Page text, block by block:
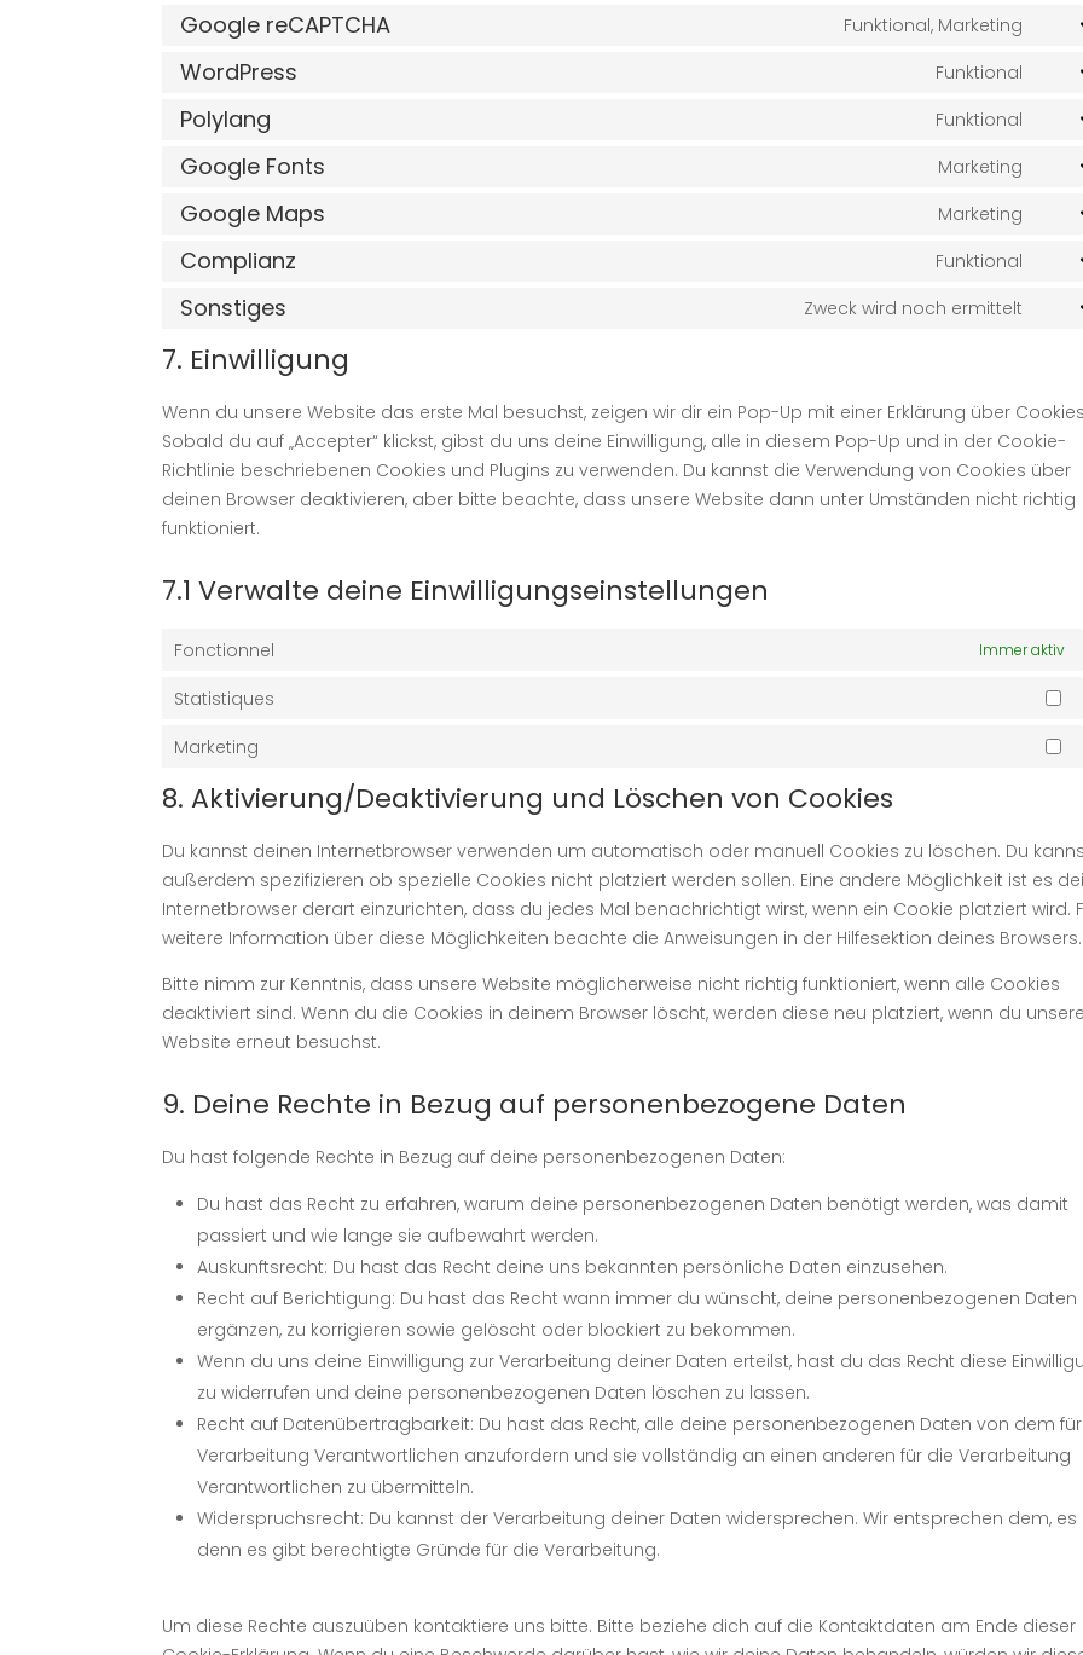
Google reCAPTCHA Funktional, Marketing
WordPress Funktional
Polylang Funktional
Google Fonts Marketing
Google Maps Marketing
Complianz Funktional
Sonstiges Zweck wird noch ermittelt
7. Einwilligung
Wenn du unsere Website das erste Mal besuchst, zeigen wir dir ein Pop-Up mit einer Erklärung über
Sobald du auf „Accepter“ klickst, gibst du uns deine Einwilligung, alle in diesem Pop-Up und in der Cookie-
Richtlinie beschriebenen Cookies und Plugins zu verwenden. Du kannst die Verwendung von Cookies über
deinen Browser deaktivieren, aber bitte beachte, dass unsere Website dann unter Umständen nicht richtig
funktioniert.
7.1 Verwalte deine Einwilligungseinstellungen
Fonctionnel Immer aktiv
Statistiques
Marketing
8. Aktivierung/Deaktivierung und Löschen von Cookies
Du kannst deinen Internetbrowser verwenden um automatisch oder manuell Cookies zu löschen. Du
außerdem spezifizieren ob spezielle Cookies nicht platziert werden sollen. Eine andere Möglichkeit ist es
Internetbrowser derart einzurichten, dass du jedes Mal benachrichtigt wirst, wenn ein Cookie platziert wird.
weitere Information über diese Möglichkeiten beachte die Anweisungen in der Hilfesektion deines Browsers.
Bitte nimm zur Kenntnis, dass unsere Website möglicherweise nicht richtig funktioniert, wenn alle Cookies
deaktiviert sind. Wenn du die Cookies in deinem Browser löscht, werden diese neu platziert, wenn du unsere
Website erneut besuchst.
9. Deine Rechte in Bezug auf personenbezogene Daten
Du hast folgende Rechte in Bezug auf deine personenbezogenen Daten:
Du hast das Recht zu erfahren, warum deine personenbezogenen Daten benötigt werden, was damit
passiert und wie lange sie aufbewahrt werden.
Auskunftsrecht: Du hast das Recht deine uns bekannten persönliche Daten einzusehen.
Recht auf Berichtigung: Du hast das Recht wann immer du wünscht, deine personenbezogenen Daten
ergänzen, zu korrigieren sowie gelöscht oder blockiert zu bekommen.
Wenn du uns deine Einwilligung zur Verarbeitung deiner Daten erteilst, hast du das Recht diese
zu widerrufen und deine personenbezogenen Daten löschen zu lassen.
Recht auf Datenübertragbarkeit: Du hast das Recht, alle deine personenbezogenen Daten von dem
Verarbeitung Verantwortlichen anzufordern und sie vollständig an einen anderen für die Verarbeitung
Verantwortlichen zu übermitteln.
Widerspruchsrecht: Du kannst der Verarbeitung deiner Daten widersprechen. Wir entsprechen dem, es
denn es gibt berechtigte Gründe für die Verarbeitung.
Um diese Rechte auszuüben kontaktiere uns bitte. Bitte beziehe dich auf die Kontaktdaten am Ende dieser